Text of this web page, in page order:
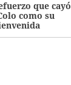
que cayó
como su